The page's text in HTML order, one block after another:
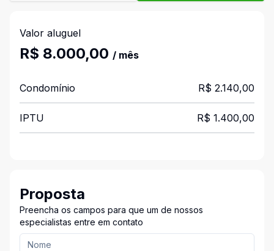
Valor aluguel
R$ 8.000,00 / mês
Condomínio R$ 2.140,00
IPTU R$ 1.400,00
Proposta
Preencha os campos para que um de nossos
especialistas entre em contato